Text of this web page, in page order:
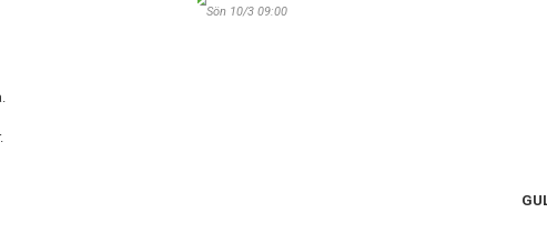
Sön 10/3 09:00